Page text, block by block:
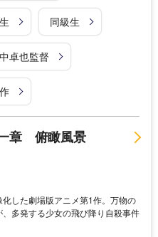
同級生
卓也監督
章 俯瞰風景
した劇場版アニメ第1作。万物の
多発する少女の飛び降り自殺事件